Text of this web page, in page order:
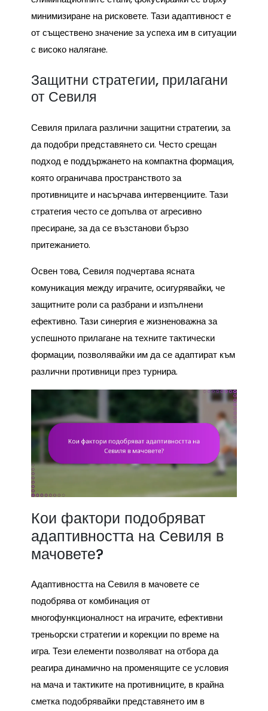
минимизиране на рисковете. Тази адаптивност е
от съществено значение за успеха им в ситуации
с високо налягане.
Защитни стратегии, прилагани
от Севиля
Севиля прилага различни защитни стратегии, за
да подобри представянето си. Често срещан
подход е поддържането на компактна формация,
която ограничава пространството за
противниците и насърчава интервенциите. Тази
стратегия често се допълва от агресивно
пресиране, за да се възстанови бързо
притежанието.
Освен това, Севиля подчертава ясната
комуникация между играчите, осигурявайки, че
защитните роли са разбрани и изпълнени
ефективно. Тази синергия е жизненоважна за
успешното прилагане на техните тактически
формации, позволявайки им да се адаптират към
различни противници през турнира.
Кои фактори подобряват
адаптивността на Севиля в
мачовете?
Адаптивността на Севиля в мачовете се
подобрява от комбинация от
многофункционалност на играчите, ефективни
треньорски стратегии и корекции по време на
игра. Тези елементи позволяват на отбора да
реагира динамично на променящите се условия
на мача и тактиките на противниците, в крайна
сметка подобрявайки представянето им в